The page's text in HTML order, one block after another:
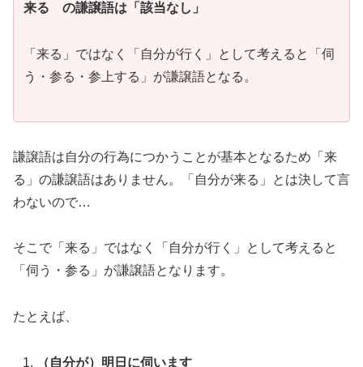
来る の謙譲語は「 該当なし」
「来る」ではなく「自分が行く」として考えると「伺
う・参る・参上する」が謙譲語となる。
謙譲語は自分の行為につかうことが基本となるため「来
る」の謙譲語はありません。「自分が来る」とは決して言
わないので…
そこで「来る」ではなく「自分が行く」として考えると
「伺う・参る」が謙譲語となります。
たとえば、
（自分が）明日に伺います